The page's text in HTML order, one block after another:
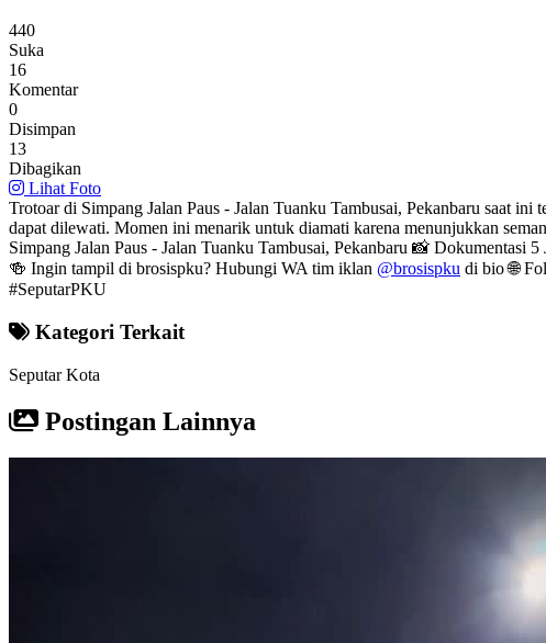
440
Suka
16
Komentar
0
Disimpan
13
Dibagikan
Lihat Foto
Trotoar di Simpang Jalan Paus - Jalan Tuanku Tambusai, Pekanbaru saat
dapat dilewati. Momen ini menarik untuk diamati karena menunjukkan
Simpang Jalan Paus - Jalan Tuanku Tambusai, Pekanbaru 📸
🍻 Ingin tampil di brosispku? Hubungi WA tim iklan @brosispku di bio 🌐
#SeputarPKU
Kategori Terkait
Seputar Kota
Postingan Lainnya